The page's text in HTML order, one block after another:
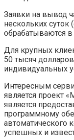
Заявки на вывод
нескольких
обрабатываются
Для крупных
50 тысяч
индивидуальных
Интересным
является проект
является
программному
автоматического
успешных и